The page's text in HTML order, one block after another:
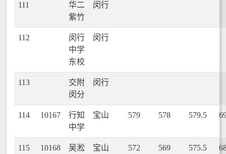
111
华二
紫竹
闵行
112
闵行
中学
东校
闵行
113
交附
闵分
闵行
114 10167
行知
中学
宝山 579 578 579.5
115 10168
吴淞
宝山 572 569 575.5